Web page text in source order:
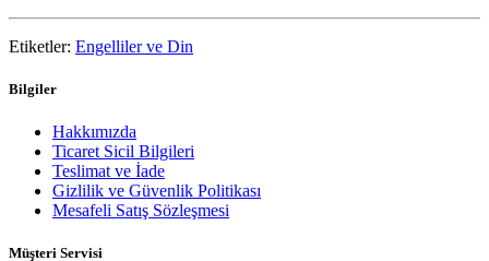
Etiketler: Engelliler ve Din
Bilgiler
Hakkımızda
Ticaret Sicil Bilgileri
Teslimat ve İade
Gizlilik ve Güvenlik Politikası
Mesafeli Satış Sözleşmesi
Müşteri Servisi